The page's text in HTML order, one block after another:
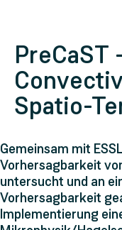
Spatio-
Gemeinsam mit
Vorhersagbarkeit
untersucht und an
Vorhersagbarkeit
Implementierung